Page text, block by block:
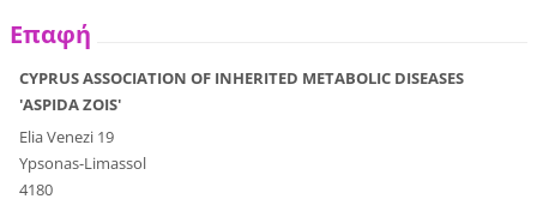
Επαφή
CYPRUS ASSOCIATION OF INHERITED METABOLIC DISEASES
'ASPIDA ZOIS'
Elia Venezi 19
Ypsonas-Limassol
4180